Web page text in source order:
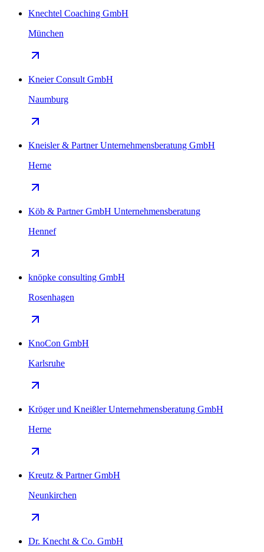
Knechtel Coaching GmbH
München
Kneier Consult GmbH
Naumburg
Kneisler & Partner Unternehmensberatung GmbH
Herne
Köb & Partner GmbH Unternehmensberatung
Hennef
knöpke consulting GmbH
Rosenhagen
KnoCon GmbH
Karlsruhe
Kröger und Kneißler Unternehmensberatung GmbH
Herne
Kreutz & Partner GmbH
Neunkirchen
Dr. Knecht & Co. GmbH